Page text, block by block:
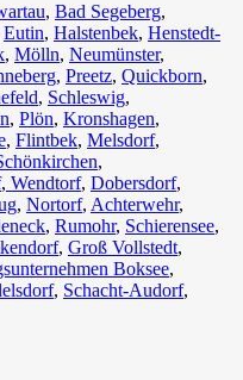
, Bad Segeberg,
Eutin, Halstenbek, Henstedt-
, Mölln, Neumünster,
, Preetz, Quickborn,
, Schleswig,
, Plön, Kronshagen,
, Flintbek, Melsdorf,
,
, Wendtorf, Dobersdorf,
, Nortorf, Achterwehr,
, Rumohr, Schierensee,
, Groß Vollstedt,
Boksee,
, Schacht-Audorf,